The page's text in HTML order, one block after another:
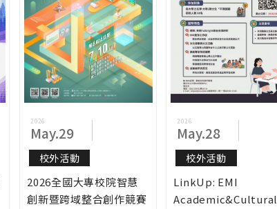
2026
May.29
校外活動
2026全國大專校院智慧
創新暨跨域整合創作競賽
2026
May.28
校外活動
LinkUp: EMI
Academic&Cultural